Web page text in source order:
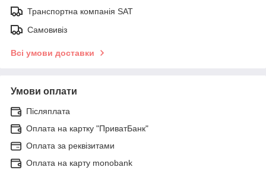
Транспортна компанія SAT
Самовивіз
Всі умови доставки
Умови оплати
Післяплата
Оплата на картку "ПриватБанк"
Оплата за реквізитами
Оплата на карту monobank